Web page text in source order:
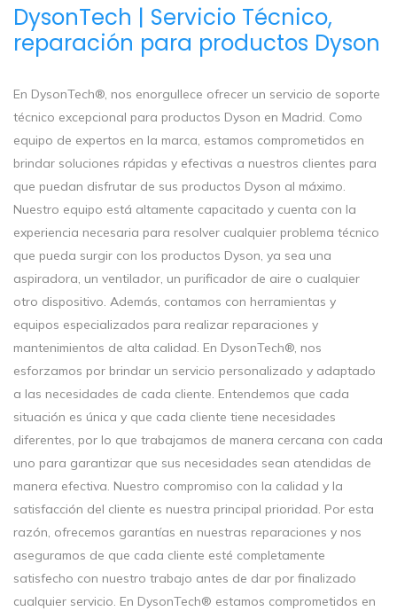
DysonTech | Servicio Técnico,
reparación para productos Dyson
En DysonTech®, nos enorgullece ofrecer un servicio de soporte
técnico excepcional para productos Dyson en Madrid. Como
equipo de expertos en la marca, estamos comprometidos en
brindar soluciones rápidas y efectivas a nuestros clientes para
que puedan disfrutar de sus productos Dyson al máximo.
Nuestro equipo está altamente capacitado y cuenta con la
experiencia necesaria para resolver cualquier problema técnico
que pueda surgir con los productos Dyson, ya sea una
aspiradora, un ventilador, un purificador de aire o cualquier
otro dispositivo. Además, contamos con herramientas y
equipos especializados para realizar reparaciones y
mantenimientos de alta calidad. En DysonTech®, nos
esforzamos por brindar un servicio personalizado y adaptado
a las necesidades de cada cliente. Entendemos que cada
situación es única y que cada cliente tiene necesidades
diferentes, por lo que trabajamos de manera cercana con cada
uno para garantizar que sus necesidades sean atendidas de
manera efectiva. Nuestro compromiso con la calidad y la
satisfacción del cliente es nuestra principal prioridad. Por esta
razón, ofrecemos garantías en nuestras reparaciones y nos
aseguramos de que cada cliente esté completamente
satisfecho con nuestro trabajo antes de dar por finalizado
cualquier servicio. En DysonTech® estamos comprometidos en